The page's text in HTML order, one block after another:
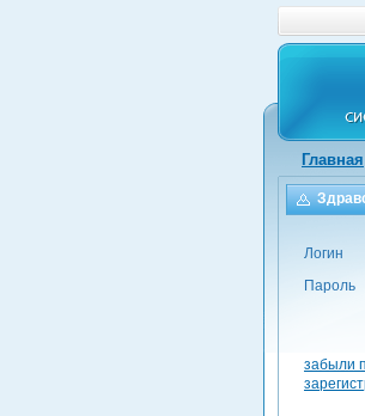
Главная
Логин
Пароль
забыли